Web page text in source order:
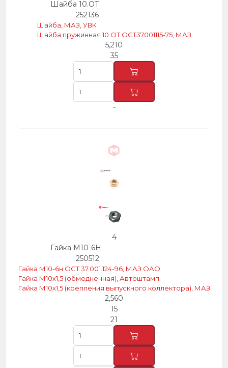
Шайба 10.ОТ
252136
Шайба, МАЗ, УВК
Шайба пружинная 10 ОТ ОСТ37001115-75, МАЗ
5,210
35
-
-
4
Гайка М10-6Н
250512
Гайка М10-6н ОСТ 37.001.124-96, МАЗ ОАО
Гайка М10х1,5 (обмедненная), Автоштамп
Гайка М10х1,5 (крепления выпускного коллектора), МАЗ
2,560
15
21